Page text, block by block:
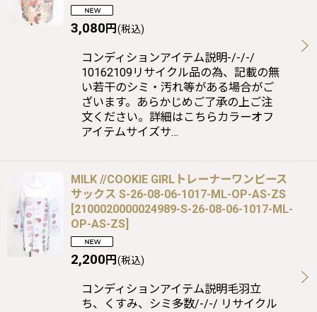
3,080円(税込)
コンディションアイテム説明-/-/-/
10162109リサイクル品の為、記載の無
い若干のシミ・汚れ等がある場合がご
ざいます。あらかじめご了承の上ご注
文ください。詳細はこちらカラーオフ
アイテムサイズサ…
MILK //COOKIE GIRLトレーナーワンピース
サックス S-26-08-06-1017-ML-OP-AS-ZS
[2100020000024989-S-26-08-06-1017-ML-
OP-AS-ZS]
2,200円(税込)
コンディションアイテム説明毛羽立
ち、くすみ、シミ多数/-/-/ リサイクル